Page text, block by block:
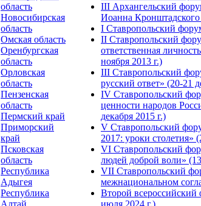
область
Новосибирская
область
Омская область
Оренбургская
область
Орловская
область
Пензенская
область
Пермский край
Приморский
край
Псковская
область
Республика
Адыгея
Республика
Алтай
III Архангельский
Иоанна Кронштадского
I Ставропольский
II Ставропольский
ответственная
ноября 2013 г.)
III Ставропольский
русский ответ» (20-21
IV Ставропольский
ценности народов
декабря 2015 г.)
V Ставропольский
2017: уроки столетия»
VI Ставропольский
людей доброй воли»
VII Ставропольский
межнациональном
Второй
июля 2024 г.)